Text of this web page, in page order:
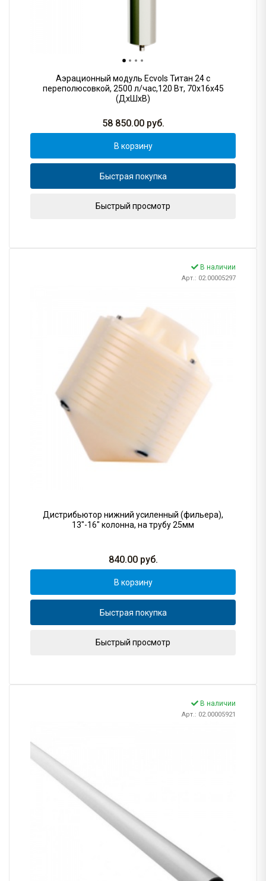
Аэрационный модуль Ecvols Титан 24 с
переполюсовкой, 2500 л/час,120 Вт, 70х16х45
(ДхШхВ)
58 850.00руб.
В корзину
Быстрая покупка
Быстрый просмотр
В наличии
Арт.: 02.00005297
Дистрибьютор нижний усиленный (фильера),
13"-16" колонна, на трубу 25мм
840.00руб.
В корзину
Быстрая покупка
Быстрый просмотр
В наличии
Арт.: 02.00005921